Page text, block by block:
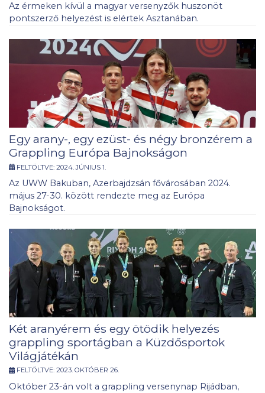
Az érmeken kívül a magyar versenyzők huszonöt
pontszerző helyezést is elértek Asztanában.
Egy arany-, egy ezüst- és négy bronzérem a
Grappling Európa Bajnokságon
FELTÖLTVE: 2024. JÚNIUS 1.
Az UWW Bakuban, Azerbajdzsán fővárosában 2024.
május 27-30. között rendezte meg az Európa
Bajnokságot.
Két aranyérem és egy ötödik helyezés
grappling sportágban a Küzdősportok
Világjátékán
FELTÖLTVE: 2023. OKTÓBER 26.
Október 23-án volt a grappling versenynap Rijádban,